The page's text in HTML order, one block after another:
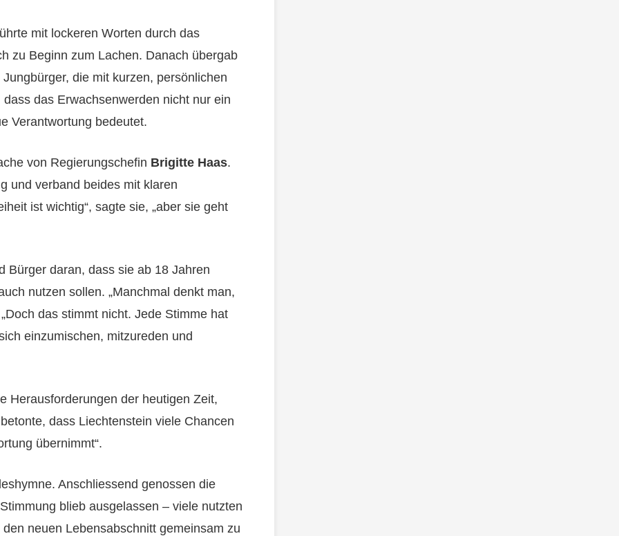
mit lockeren Worten durch das
zu Beginn zum Lachen. Danach übergab
die mit kurzen, persönlichen
das Erwachsenwerden nicht nur ein
Verantwortung bedeutet.
von Regierungschefin Brigitte Haas.
und verband beides mit klaren
ist wichtig“, sagte sie, „aber sie geht
Bürger daran, dass sie ab 18 Jahren
nutzen sollen. „Manchmal denkt man,
das stimmt nicht. Jede Stimme hat
einzumischen, mitzureden und
Herausforderungen der heutigen Zeit,
dass Liechtenstein viele Chancen
übernimmt“.
Anschliessend genossen die
blieb ausgelassen – viele nutzten
neuen Lebensabschnitt gemeinsam zu